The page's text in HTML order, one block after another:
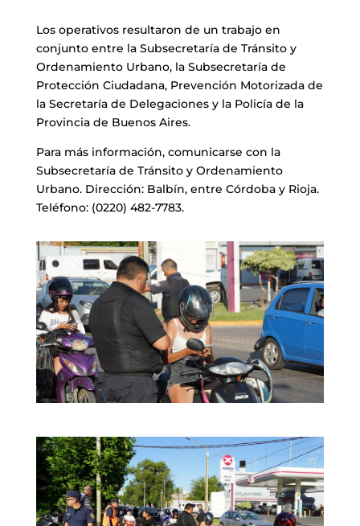
Los operativos resultaron de un trabajo en
conjunto entre la Subsecretaría de Tránsito y
Ordenamiento Urbano, la Subsecretaría de
Protección Ciudadana, Prevención Motorizada de
la Secretaría de Delegaciones y la Policía de la
Provincia de Buenos Aires.
Para más información, comunicarse con la
Subsecretaría de Tránsito y Ordenamiento
Urbano. Dirección: Balbín, entre Córdoba y Rioja.
Teléfono: (0220) 482-7783.